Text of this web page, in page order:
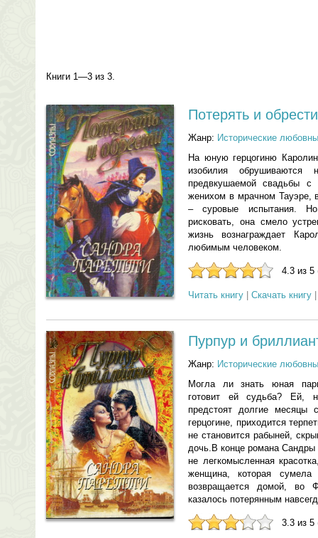
Книги 1—3 из 3.
Потерять и обрести
Жанр: Исторические
На юную герцогиню
изобилия обрушиваются
предвкушаемой свадьбы
женихом в мрачном Тауэре,
– суровые испытания.
рисковать, она смело
жизнь вознаграждает
любимым человеком.
4.3 из 5
Читать книгу Скачать книгу
Пурпур и
Жанр: Исторические
Могла ли знать юная
готовит ей судьба? Ей,
предстоят долгие месяцы
герцогине, приходится
не становится рабыней,
дочь.В конце романа Сандры
не легкомысленная
женщина, которая
возвращается домой, во
казалось потерянным
3.3 из 5